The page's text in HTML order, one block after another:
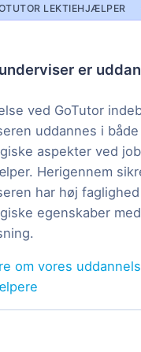
LEKTIEHJÆLPER
er
ved GoTutor
uddannes i
aspekter ved
Herigennem
har høj
egenskaber
om vores